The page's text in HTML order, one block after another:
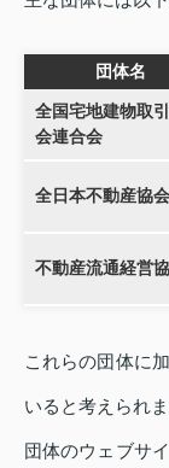
団体名
全国宅地建物取
会連合会
全日本不動産協会
不動産流通経営
これらの団体に
いると考えられま
団体のウェブサ